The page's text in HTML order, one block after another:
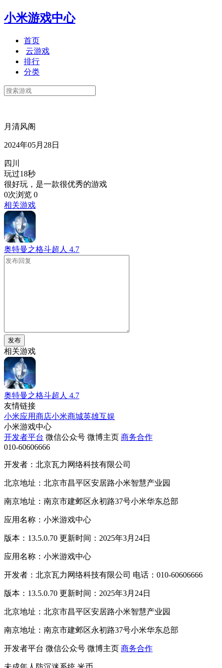
小米游戏中心
首页
云游戏
排行
分类
月清风阁
2024年05月28日
四川
玩过18秒
很好玩，是一款很优秀的游戏
0次浏览 0
相关游戏
奥特曼之格斗超人 4.7
发布
相关游戏
奥特曼之格斗超人 4.7
友情链接
小米应用商店小米商城英雄互娱
小米游戏中心
开发者平台 微信公众号 微博主页 商务合作
010-60606666
开发者：北京瓦力网络科技有限公司
北京地址：北京市昌平区安居路小米智慧产业园
南京地址：南京市建邺区永初路37号小米华东总部
应用名称：小米游戏中心
版本：13.5.0.70 更新时间：2025年3月24日
应用名称：小米游戏中心
开发者：北京瓦力网络科技有限公司 电话：010-60606666
版本：13.5.0.70 更新时间：2025年3月24日
北京地址：北京市昌平区安居路小米智慧产业园
南京地址：南京市建邺区永初路37号小米华东总部
开发者平台 微信公众号 微博主页 商务合作